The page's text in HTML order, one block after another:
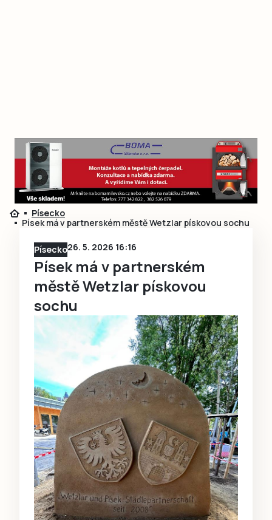
Písecko
Písek má v partnerském městě Wetzlar pískovou sochu
Písecko26. 5. 2026 16:16
Písek má v partnerském
městě Wetzlar pískovou
sochu